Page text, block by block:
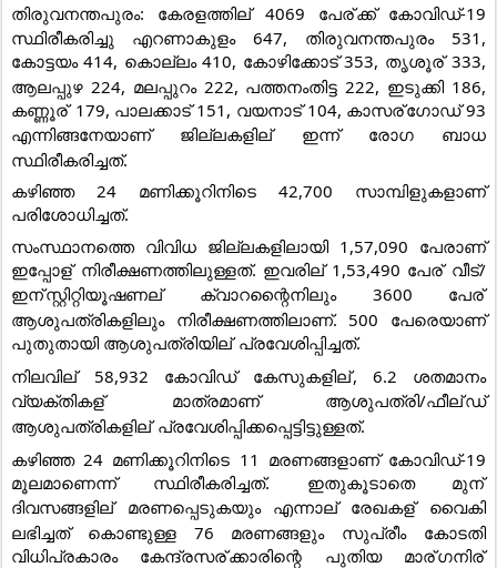
തിരുവനന്തപുരം: കേരളത്തില് 4069 പേര്ക്ക് കോവിഡ്-19
സ്ഥിരീകരിച്ചു എറണാകുളം 647, തിരുവനന്തപുരം 531,
കോട്ടയം 414, കൊല്ലം 410, കോഴിക്കോട് 353, തൃശൂര് 333,
ആലപ്പുഴ 224, മലപ്പുറം 222, പത്തനംതിട്ട 222, ഇടുക്കി 186,
കണ്ണൂര് 179, പാലക്കാട് 151, വയനാട് 104, കാസര്ഗോഡ് 93
എന്നിങ്ങനേയാണ് ജില്ലകളില് ഇന്ന് രോഗ ബാധ
സ്ഥിരീകരിച്ചത്.
കഴിഞ്ഞ 24 മണിക്കൂറിനിടെ 42,700 സാമ്പിളുകളാണ്
പരിശോധിച്ചത്.
സംസ്ഥാനത്തെ വിവിധ ജില്ലകളിലായി 1,57,090 പേരാണ്
ഇപ്പോള് നിരീക്ഷണത്തിലുള്ളത്. ഇവരില് 1,53,490 പേര് വീട്/
ഇന്സ്റ്റിറ്റിയൂഷണല് ക്വാറന്റൈനിലും 3600 പേര്
ആശുപത്രികളിലും നിരീക്ഷണത്തിലാണ്. 500 പേരെയാണ്
പുതുതായി ആശുപത്രിയില് പ്രവേശിപ്പിച്ചത്.
നിലവില് 58,932 കോവിഡ് കേസുകളില്, 6.2 ശതമാനം
വ്യക്തികള് മാത്രമാണ് ആശുപത്രി/ഫീല്ഡ്
ആശുപത്രികളില് പ്രവേശിപ്പിക്കപ്പെട്ടിട്ടുള്ളത്.
കഴിഞ്ഞ 24 മണിക്കൂറിനിടെ 11 മരണങ്ങളാണ് കോവിഡ്-19
മൂലമാണെന്ന് സ്ഥിരീകരിച്ചത്. ഇതുകൂടാതെ മുന്
ദിവസങ്ങളില് മരണപ്പെടുകയും എന്നാല് രേഖകള് വൈകി
ലഭിച്ചത് കൊണ്ടുള്ള 76 മരണങ്ങളും സുപ്രീം കോടതി
വിധിപ്രകാരം കേന്ദ്രസര്ക്കാരിന്റെ പുതിയ മാര്ഗനിര്